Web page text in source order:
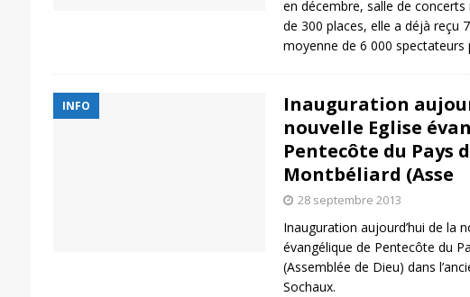
en décembre, salle de
de 300 places, elle a déjà reçu
moyenne de 6 000 spectateurs
INFO
Inauguration
nouvelle Eglise
Pentecôte du Pays
Montbéliard (Asse
28 septembre 2013
Inauguration aujourd’hui de la
évangélique de Pentecôte du
(Assemblée de Dieu) dans
Sochaux.